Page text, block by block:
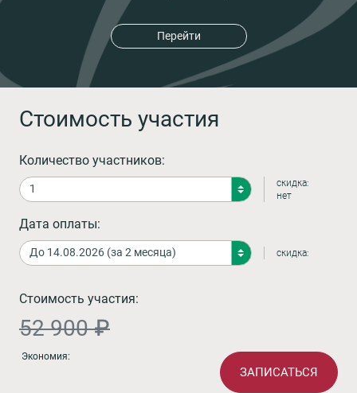
Перейти
Стоимость участия
Количество участников:
скидка:
нет
Дата оплаты:
скидка:
Стоимость участия:
52 900 ₽
Экономия:
ЗАПИСАТЬСЯ